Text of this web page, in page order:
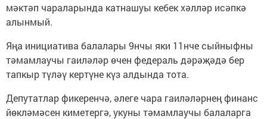
мәктәп чараларында катнашуы кебек хәлләр исәпкә
алынмый.
Яңа инициатива балалары 9нчы яки 11нче сыйныфны
тәмамлаучы гаиләләр өчен федераль дәрәҗәдә бер
тапкыр түләү кертүне күз алдында тота.
Депутатлар фикеренчә, әлеге чара гаиләләрнең финанс
йөкләмәсен киметергә, укуны тәмамлаучы балаларга